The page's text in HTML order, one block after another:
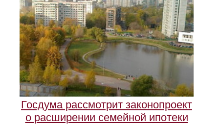
Госдума рассмотрит законопроект
о расширении семейной ипотеки